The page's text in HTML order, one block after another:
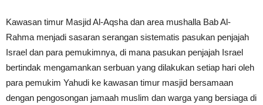
Kawasan timur Masjid Al-Aqsha dan area mushalla Bab Al-
Rahma menjadi sasaran serangan sistematis pasukan penjajah
Israel dan para pemukimnya, di mana pasukan penjajah Israel
bertindak mengamankan serbuan yang dilakukan setiap hari oleh
para pemukim Yahudi ke kawasan timur masjid bersamaan
dengan pengosongan jamaah muslim dan warga yang bersiaga di